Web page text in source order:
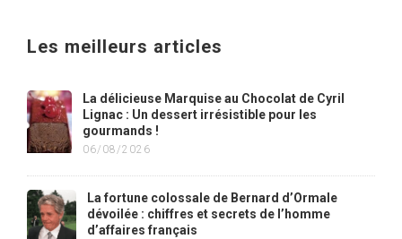
Les meilleurs articles
La délicieuse Marquise au Chocolat de Cyril
Lignac : Un dessert irrésistible pour les
gourmands !
06/08/2026
La fortune colossale de Bernard d’Ormale
dévoilée : chiffres et secrets de l’homme
d’affaires français